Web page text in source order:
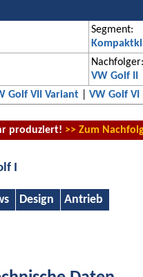
Segment:
Nachfolger:
VW Golf II
Golf VII Variant VW Golf VI
produziert! >> Zum
I
Design Antrieb